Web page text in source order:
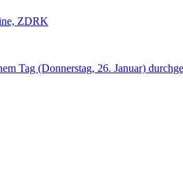
ZDRK
Tag (Donnerstag, 26. Januar)